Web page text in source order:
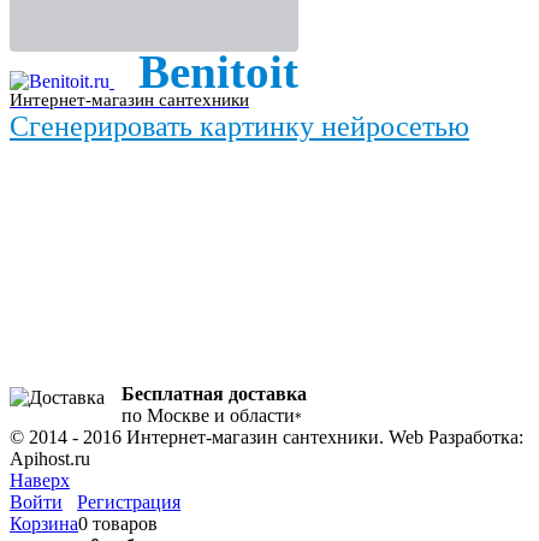
Benitoit
Интернет-магазин сантехники
Сгенерировать картинку нейросетью
Бесплатная доставка
по Москве и области*
© 2014 - 2016 Интернет-магазин сантехники. Web Разработка:
Apihost.ru
Наверх
Войти
Регистрация
Корзина0 товаров